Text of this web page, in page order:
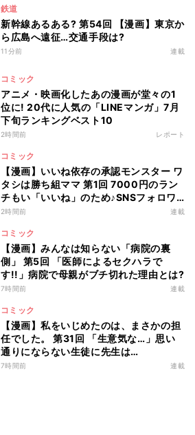
鉄道
新幹線あるある? 第54回 【漫画】東京か
ら広島へ遠征…交通手段は?
11分前 連載
コミック
アニメ・映画化したあの漫画が堂々の1
位に! 20代に人気の「LINEマンガ」7月
下旬ランキングベスト10
2時間前 レポート
コミック
【漫画】いいね依存の承認モンスター ワ
タシは勝ち組ママ 第1回 7000円のラン
チもい「いいね」のため♪SNSフォロワ
ー2万人の"キラキラママ"の生活とは?
2時間前 連載
コミック
【漫画】みんなは知らない「病院の裏
側」 第5回 「医師によるセクハラで
す!!」病院で母親がブチ切れた理由とは?
7時間前 連載
コミック
【漫画】私をいじめたのは、まさかの担
任でした。 第31回 「生意気な…」思い
通りにならない生徒に先生は…
7時間前 連載